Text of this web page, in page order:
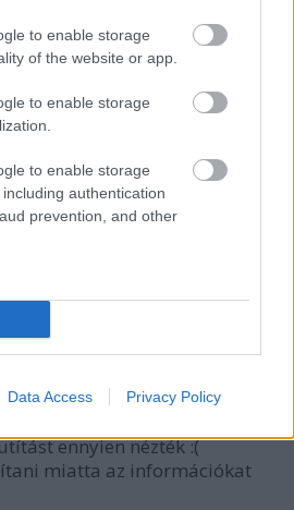
to enable storage
of the website or app.
to enable storage
to enable storage
authentication
prevention, and other
Data Access Privacy Policy
eredetére. Nincs
összekacsintós kettős beszéd
ennek vagyok a híve), de ez
színházon.
ennyien nézték :(
miatta az információkat